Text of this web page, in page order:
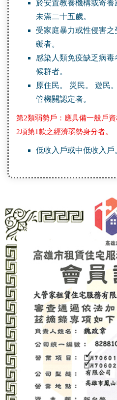
於安置教養機構或寄養
未滿二十五歲。
受家庭暴力或性侵害
礙者。
感染人類免疫缺乏病
候群者。
原住民。 災民。 遊民
管機關認定者。
第2類弱勢戶：應具備一般戶
2項第1款之經濟弱勢身分者。
低收入戶或中低收入戶